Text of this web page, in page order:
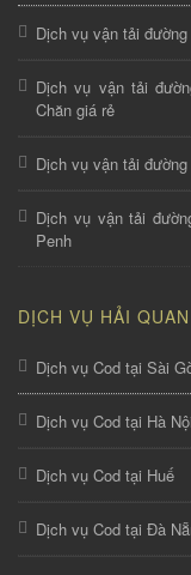
Dịch vụ vận tải
Dịch vụ vận tải
Chăn giá rẻ
Dịch vụ vận tải
Dịch vụ vận tải
Penh
DỊCH VỤ HẢI QUAN
Dịch vụ Cod tại Sài
Dịch vụ Cod tại Hà Nội
Dịch vụ Cod tại Huế
Dịch vụ Cod tại Đà